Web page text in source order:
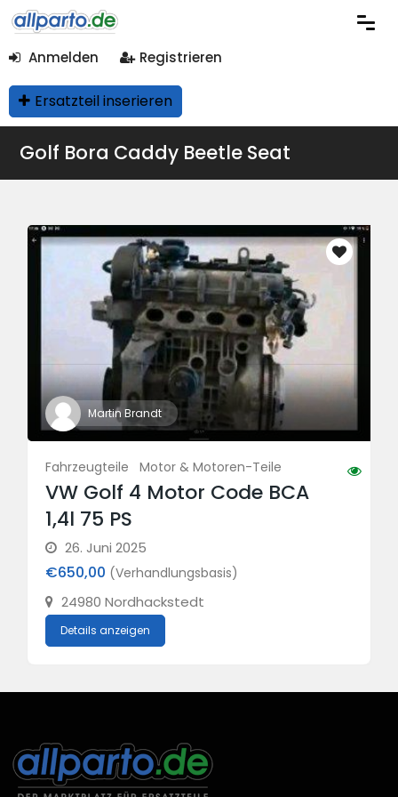
Anmelden Registrieren
Ersatzteil inserieren
Golf Bora Caddy Beetle Seat
Martin Brandt
Fahrzeugteile Motor & Motoren-Teile
VW Golf 4 Motor Code BCA
1,4l 75 PS
26. Juni 2025
€650,00 (Verhandlungsbasis)
24980 Nordhackstedt
Details anzeigen